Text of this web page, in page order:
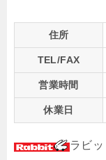
住所
TEL/FAX
営業時間
休業日
ラビ